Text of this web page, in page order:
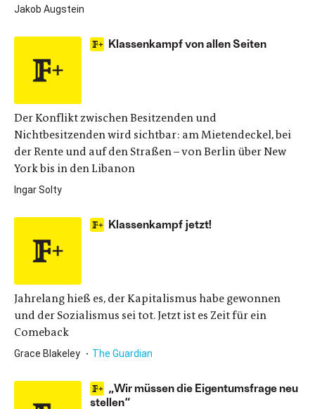
Jakob Augstein
Klassenkampf von allen Seiten
Der Konflikt zwischen Besitzenden und
Nichtbesitzenden wird sichtbar: am Mietendeckel, bei
der Rente und auf den Straßen – von Berlin über New
York bis in den Libanon
Ingar Solty
Klassenkampf jetzt!
Jahrelang hieß es, der Kapitalismus habe gewonnen
und der Sozialismus sei tot. Jetzt ist es Zeit für ein
Comeback
Grace Blakeley The Guardian
„Wir müssen die Eigentumsfrage neu
stellen“